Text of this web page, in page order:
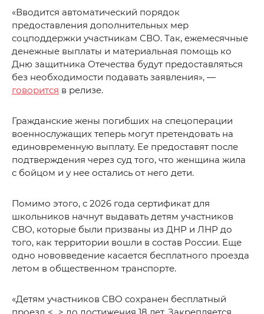
«Вводится автоматический порядок
предоставления дополнительных мер
соцподдержки участникам СВО. Так, ежемесячные
денежные выплаты и материальная помощь ко
Дню защитника Отечества будут предоставляться
без необходимости подавать заявления», —
говорится в релизе.
Гражданские жены погибших на спецоперации
военнослужащих теперь могут претендовать на
единовременную выплату. Ее предоставят после
подтверждения через суд того, что женщина жила
с бойцом и у нее остались от него дети.
Помимо этого, с 2026 года сертификат для
школьников начнут выдавать детям участников
СВО, которые были призваны из ДНР и ЛНР до
того, как территории вошли в состав России. Еще
одно нововведение касается бесплатного проезда
летом в общественном транспорте.
«Детям участников СВО сохранен бесплатный